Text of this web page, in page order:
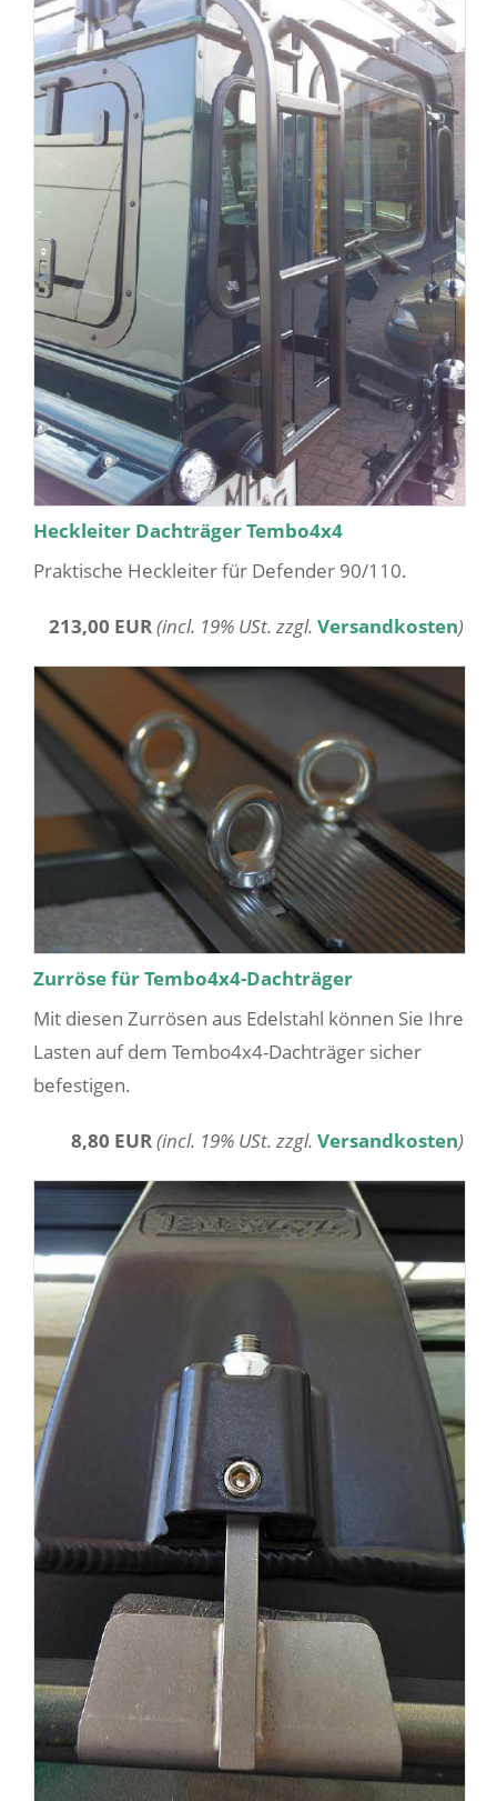
Heckleiter Dachträger Tembo4x4
Praktische Heckleiter für Defender 90/110.
213,00 EUR(incl. 19% USt. zzgl. Versandkosten)
Zurröse für Tembo4x4-Dachträger
Mit diesen Zurrösen aus Edelstahl können Sie Ihre
Lasten auf dem Tembo4x4-Dachträger sicher
befestigen.
8,80 EUR(incl. 19% USt. zzgl. Versandkosten)